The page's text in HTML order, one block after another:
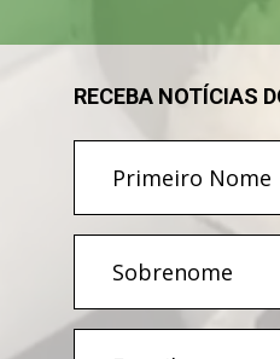
RECEBA NOTÍCIAS